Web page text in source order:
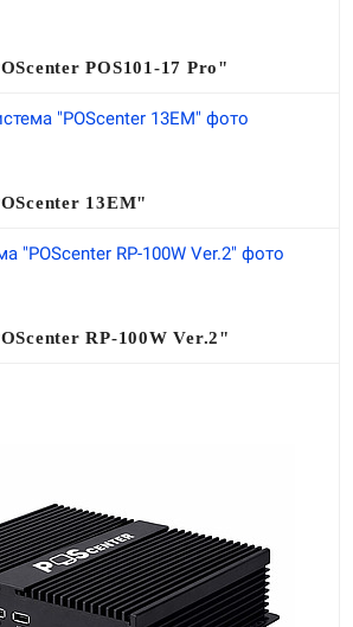
POS101-17 Pro"
13EM"
RP-100W Ver.2"